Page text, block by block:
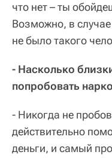
что нет – ты
Возможно, в
не было такого
- Насколько
попробовать
- Никогда не
действительно
деньги, и самый